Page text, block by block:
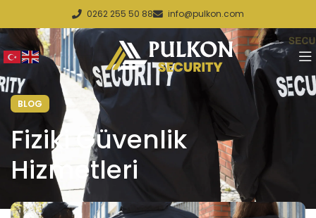
0262 255 50 88 info@pulkon.com
BLOG
Fiziki Güvenlik
Hizmetleri